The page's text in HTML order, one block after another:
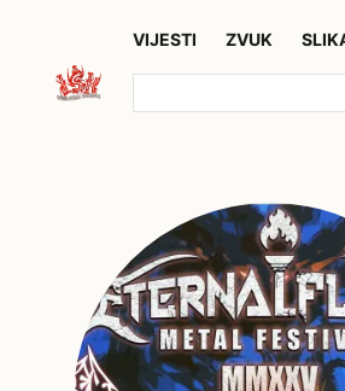
VIJESTI ZVUK